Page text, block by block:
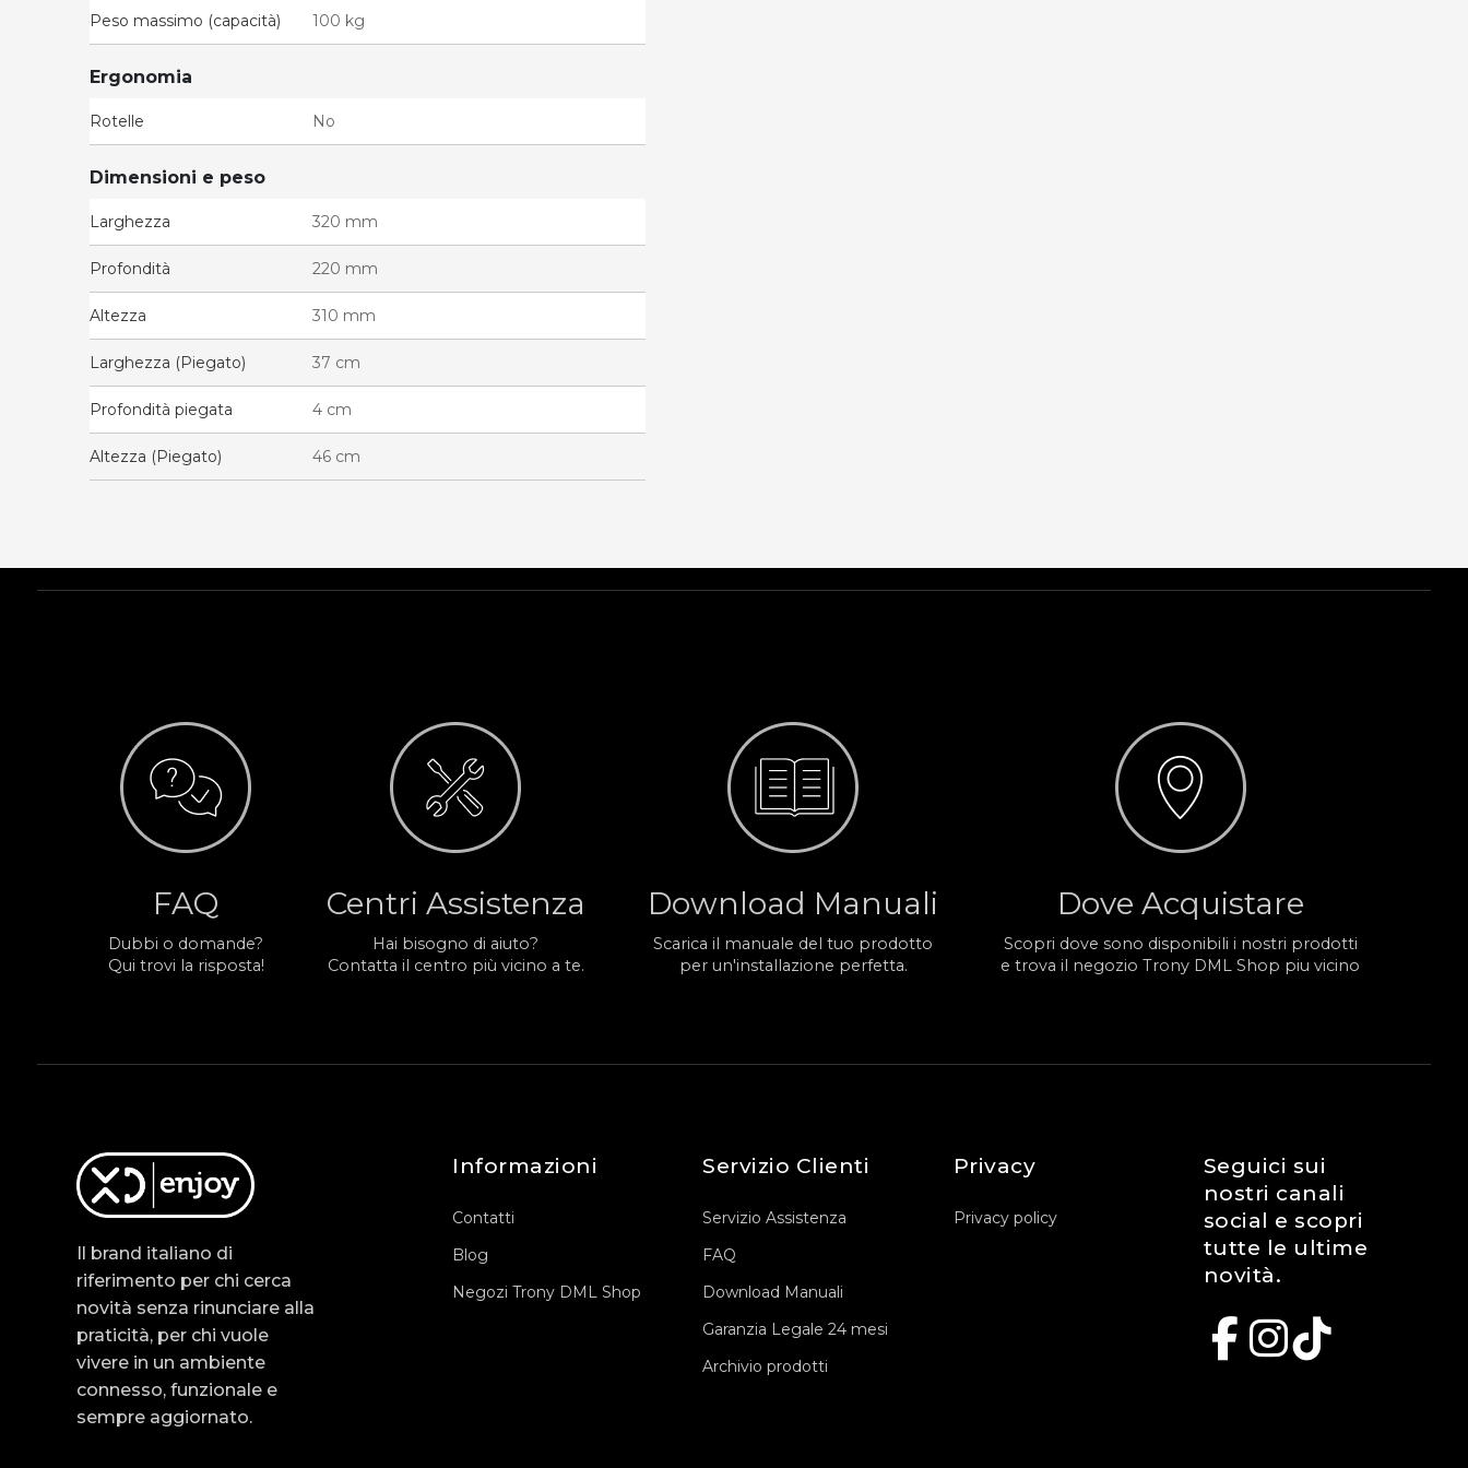
Peso massimo (capacità) 100 kg
Ergonomia
Rotelle No
Dimensioni e peso
Larghezza 320 mm
Profondità 220 mm
Altezza 310 mm
Larghezza (Piegato) 37 cm
Profondità piegata 4 cm
Altezza (Piegato) 46 cm
FAQ
Dubbi o domande?
Qui trovi la risposta!
Centri Assistenza
Hai bisogno di aiuto?
Contatta il centro più vicino a te.
Download Manuali
Scarica il manuale del tuo prodotto
per un'installazione perfetta.
Dove Acquistare
Scopri dove sono disponibili i nostri prodotti
e trova il negozio Trony DML Shop piu vicino
Il brand italiano di
riferimento per chi cerca
novità senza rinunciare alla
praticità, per chi vuole
vivere in un ambiente
connesso, funzionale e
sempre aggiornato.
Informazioni
Contatti
Blog
Negozi Trony DML Shop
Servizio Clienti
Servizio Assistenza
FAQ
Download Manuali
Garanzia Legale 24 mesi
Archivio prodotti
Privacy
Privacy policy
Seguici sui
nostri canali
social e scopri
tutte le ultime
novità.